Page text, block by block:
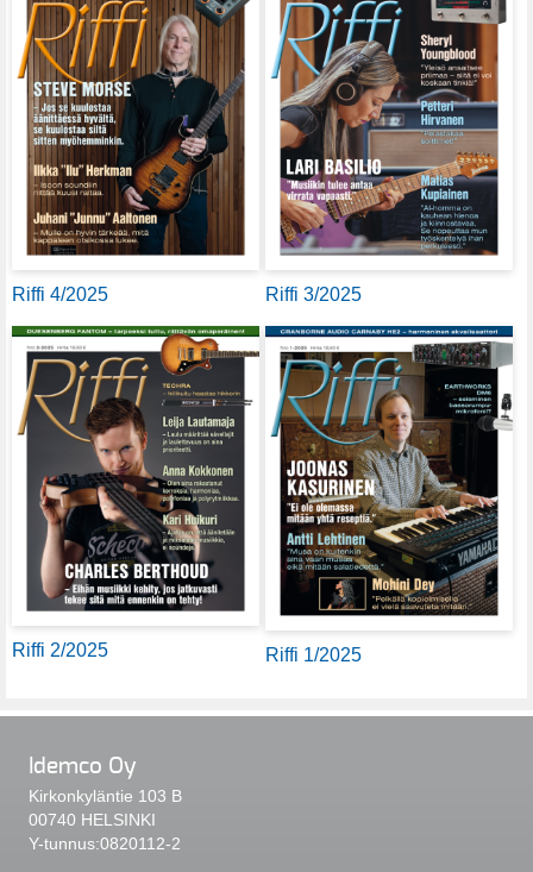
Riffi 4/2025 Riffi 3/2025
Riffi 2/2025 Riffi 1/2025
Idemco Oy
Kirkonkyläntie 103 B
00740 HELSINKI
Y-tunnus:0820112-2